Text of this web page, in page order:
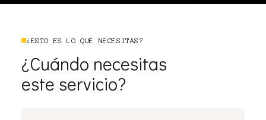
¿ESTO ES LO QUE NECESITAS?
¿Cuándo necesitas
este servicio?